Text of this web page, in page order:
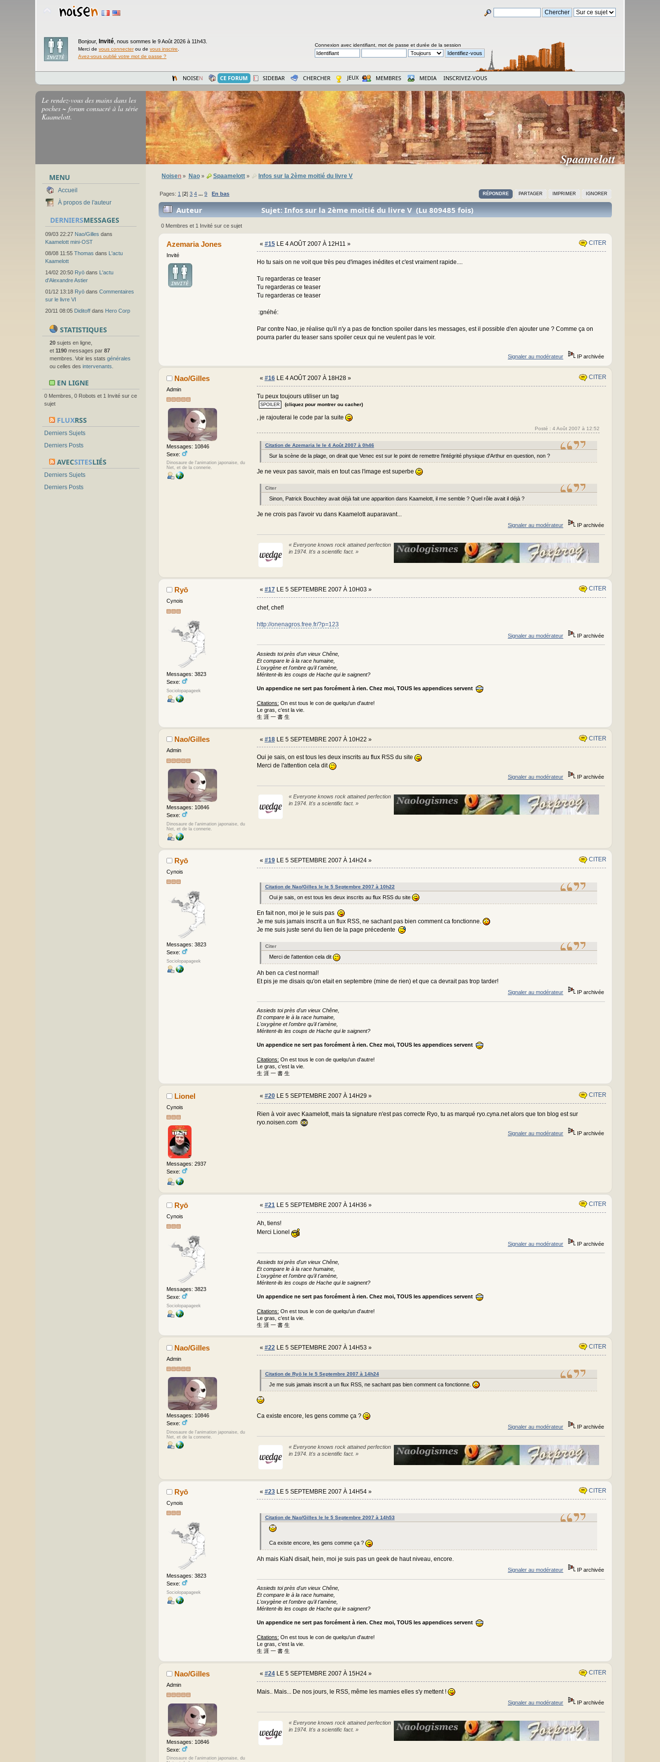
Bonjour, Invité nous sommes le 9 Août 2026 à 11h43.
Merci de vous connecterou de vous inscrire
Avez-vous oublié votre mot de passe ?
Connexion avec identifiant, mot de passe et durée de la session
NOISEN CE FORUM SIDEBAR CHERCHER JEUX MEMBRES MEDIA INSCRIVEZ-VOUS
Le rendez-vous des mains dans les
poches ~ forum consacré à la série
Kaamelott.
MENU
Accueil
À propos de l'auteur
DERNIERSMESSAGES
09/03 22:27 Nao/Gilles dans
Kaamelott mini-OST
08/08 11:55 Thomas dans L'actu
Kaamelott
14/02 20:50 Ryō dans L'actu
d'Alexandre Astier
01/12 13:18 Ryō dans Commentaires
sur le livre VI
20/11 08:05 Diditoff dans Hero Corp
STATISTIQUES
20 sujets en ligne,
et 1190 messages par 87
membres. Voir les stats générales
ou celles des intervenants
EN LIGNE
0 Membres, 0 Robots et 1 Invité sur ce
sujet
FLUXRSS
Derniers Sujets
Derniers Posts
AVECSITESLIÉS
Derniers Sujets
Derniers Posts
Spaamelott
Noisen » Nao» Spaamelott» Infos sur la 2ème moitié du livre V
RÉPONDRE PARTAGER IMPRIMER IGNORER
Pages: 1 [2]3 4 ...9 En bas
Auteur Sujet: Infos sur la 2ème moitié du livre V (Lu 809485 fois)
0 Membres et 1 Invité sur ce sujet
Azemaria Jones
Invité
« #15LE 4 AOÛT 2007 À 12H11 » CITER
Ho tu sais on ne voit que très peu d'images inédites et c'est vraiment rapide....
Tu regarderas ce teaser
Tu regarderas ce teaser
Tu regarderas ce teaser
:gnéhé:
Par contre Nao, je réalise qu'il n'y a pas de fonction spoiler dans les messages, est il possible d'en ajouter une ? Comme ça on
pourra parler du teaser sans spoiler ceux qui ne veulent pas le voir.
Signaler au modérateur IP archivée
Nao/Gilles
Admin
Messages: 10846
Sexe:
Dinosaure de l'animation japonaise, du
Net, et de la connerie.
« #16LE 4 AOÛT 2007 À 18H28 » CITER
Tu peux toujours utiliser un tag
(cliquez pour montrer ou cacher)
, je rajouterai le code par la suite
Posté : 4 Août 2007 à 12:52
Citation de Azemaria le le 4 Août 2007 à 0h46
Sur la scène de la plage, on dirait que Venec est sur le point de remettre l'intégrité physique d'Arthur en question, non ?
Je ne veux pas savoir, mais en tout cas l'image est superbe
Citer
Sinon, Patrick Bouchitey avait déjà fait une apparition dans Kaamelott, il me semble ? Quel rôle avait il déjà ?
Je ne crois pas l'avoir vu dans Kaamelott auparavant...
Signaler au modérateur IP archivée
« Everyone knows rock attained perfection
in 1974. It's a scientific fact. »
Ryō
Cynois
Messages: 3823
Sexe:
Sociolopapageek
« #17LE 5 SEPTEMBRE 2007 À 10H03 » CITER
chef, chef!
http://onenagros.free.fr/?p=123
Signaler au modérateur IP archivée
Assieds toi près d'un vieux Chêne,
Et compare le à la race humaine,
L'oxygène et l'ombre qu'il t'amène,
Méritent-ils les coups de Hache qui le saignent?
Un appendice ne sert pas forcément à rien. Chez moi, TOUS les appendices servent
Citations: On est tous le con de quelqu'un d'autre!
Le gras, c'est la vie.
生 涯 一 書 生
Nao/Gilles
Admin
Messages: 10846
Sexe:
Dinosaure de l'animation japonaise, du
Net, et de la connerie.
« #18LE 5 SEPTEMBRE 2007 À 10H22 » CITER
Oui je sais, on est tous les deux inscrits au flux RSS du site
Merci de l'attention cela dit
Signaler au modérateur IP archivée
« Everyone knows rock attained perfection
in 1974. It's a scientific fact. »
Ryō
Cynois
Messages: 3823
Sexe:
Sociolopapageek
« #19LE 5 SEPTEMBRE 2007 À 14H24 » CITER
Citation de Nao/Gilles le le 5 Septembre 2007 à 10h22
Oui je sais, on est tous les deux inscrits au flux RSS du site
En fait non, moi je le suis pas
Je me suis jamais inscrit a un flux RSS, ne sachant pas bien comment ca fonctionne.
Je me suis juste servi du lien de la page précedente
Citer
Merci de l'attention cela dit
Ah ben ca c'est normal!
Et pis je me disais qu'on etait en septembre (mine de rien) et que ca devrait pas trop tarder!
Signaler au modérateur IP archivée
Assieds toi près d'un vieux Chêne,
Et compare le à la race humaine,
L'oxygène et l'ombre qu'il t'amène,
Méritent-ils les coups de Hache qui le saignent?
Un appendice ne sert pas forcément à rien. Chez moi, TOUS les appendices servent
Citations: On est tous le con de quelqu'un d'autre!
Le gras, c'est la vie.
生 涯 一 書 生
Lionel
Cynois
Messages: 2937
Sexe:
« #20LE 5 SEPTEMBRE 2007 À 14H29 » CITER
Rien à voir avec Kaamelott, mais ta signature n'est pas correcte Ryo, tu as marqué ryo.cyna.net alors que ton blog est sur
ryo.noisen.com
Signaler au modérateur IP archivée
Ryō
Cynois
Messages: 3823
Sexe:
Sociolopapageek
« #21 LE 5 SEPTEMBRE 2007 À 14H36 » CITER
Ah, tiens!
Merci Lionel
Signaler au modérateur IP archivée
Assieds toi près d'un vieux Chêne,
Et compare le à la race humaine,
L'oxygène et l'ombre qu'il t'amène,
Méritent-ils les coups de Hache qui le saignent?
Un appendice ne sert pas forcément à rien. Chez moi, TOUS les appendices servent
Citations: On est tous le con de quelqu'un d'autre!
Le gras, c'est la vie.
生 涯 一 書 生
Nao/Gilles
Admin
Messages: 10846
Sexe:
Dinosaure de l'animation japonaise, du
Net, et de la connerie.
« #22 LE 5 SEPTEMBRE 2007 À 14H53 » CITER
Citation de Ryō le le 5 Septembre 2007 à 14h24
Je me suis jamais inscrit a un flux RSS, ne sachant pas bien comment ca fonctionne.
Ca existe encore, les gens comme ça ?
Signaler au modérateur IP archivée
« Everyone knows rock attained perfection
in 1974. It's a scientific fact. »
Ryō
Cynois
Messages: 3823
Sexe:
Sociolopapageek
« #23LE 5 SEPTEMBRE 2007 À 14H54 » CITER
Citation de Nao/Gilles le le 5 Septembre 2007 à 14h53
Ca existe encore, les gens comme ça ?
Ah mais KiaN disait, hein, moi je suis pas un geek de haut niveau, encore.
Signaler au modérateur IP archivée
Assieds toi près d'un vieux Chêne,
Et compare le à la race humaine,
L'oxygène et l'ombre qu'il t'amène,
Méritent-ils les coups de Hache qui le saignent?
Un appendice ne sert pas forcément à rien. Chez moi, TOUS les appendices servent
Citations: On est tous le con de quelqu'un d'autre!
Le gras, c'est la vie.
生 涯 一 書 生
Nao/Gilles
Admin
Messages: 10846
Sexe:
Dinosaure de l'animation japonaise, du
« #24LE 5 SEPTEMBRE 2007 À 15H24 » CITER
Mais.. Mais... De nos jours, le RSS, même les mamies elles s'y mettent !
Signaler au modérateur IP archivée
« Everyone knows rock attained perfection
in 1974. It's a scientific fact. »